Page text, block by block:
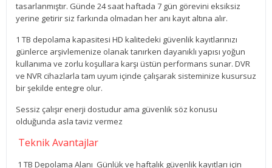
tasarlanmıştır. Günde 24 saat haftada 7 gün görevini eksiksiz
yerine getirir siz farkında olmadan her anı kayıt altına alır.
1 TB depolama kapasitesi HD kalitedeki güvenlik kayıtlarınızı
günlerce arşivlemenize olanak tanırken dayanıklı yapısı yoğun
kullanıma ve zorlu koşullara karşı üstün performans sunar. DVR
ve NVR cihazlarla tam uyum içinde çalışarak sisteminize kusursuz
bir şekilde entegre olur.
Sessiz çalışır enerji dostudur ama güvenlik söz konusu
olduğunda asla taviz vermez
Teknik Avantajlar
1 TB Depolama Alanı Günlük ve haftalık güvenlik kayıtları için